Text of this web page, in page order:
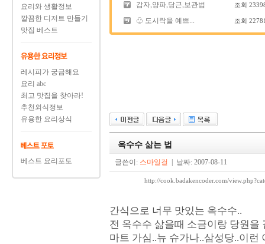
요리와 생활정보
깔끔한 디저트 만들기
맛집 베스트
레시피가 궁금해요
요리 abc
최고 맛집을 찾아라!
추천외식정보
유용한 요리상식
베스트 요리포토
감자,양파,당근,보관법 조회
♧ 도시락을 예쁘... 조회
옥수수 삶는 법
글쓴이: 스마일걸 | 날짜: 2007-08-11
http://cook.badakencoder.com/
간식으로 너무 맛있는 옥수수..
전 옥수수 삶을때 소금이랑 당원을
마트 가심..뉴 슈가나..삼성당..이런